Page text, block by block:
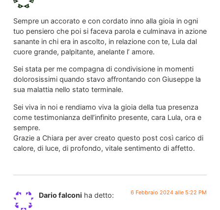
Sempre un accorato e con cordato inno alla gioia in ogni
tuo pensiero che poi si faceva parola e culminava in azione
sanante in chi era in ascolto, in relazione con te, Lula dal
cuore grande, palpitante, anelante l’ amore.
Sei stata per me compagna di condivisione in momenti
dolorosissimi quando stavo affrontando con Giuseppe la
sua malattia nello stato terminale.
Sei viva in noi e rendiamo viva la gioia della tua presenza
come testimonianza dell’infinito presente, cara Lula, ora e
sempre.
Grazie a Chiara per aver creato questo post così carico di
calore, di luce, di profondo, vitale sentimento di affetto.
Dario falconi ha detto: 6 Febbraio 2024 alle 5:22 PM